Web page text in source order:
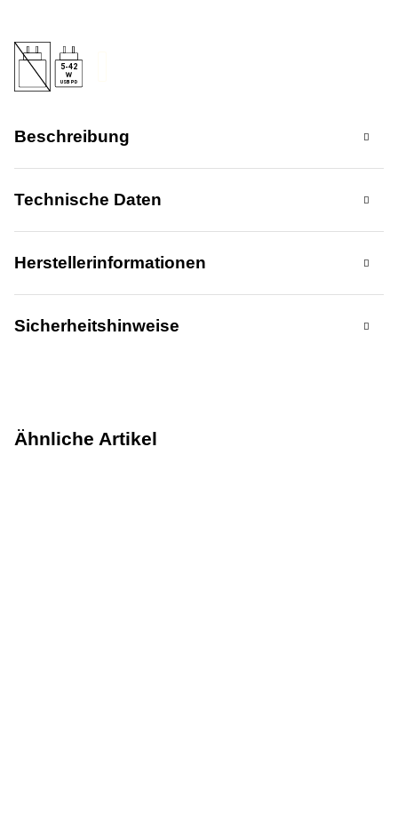
5-42
USB PD
Beschreibung
Technische Daten
Herstellerinformationen
Sicherheitshinweise
Ähnliche Artikel